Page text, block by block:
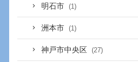
明石市 (1)
洲本市 (1)
神戸市中央区 (27)